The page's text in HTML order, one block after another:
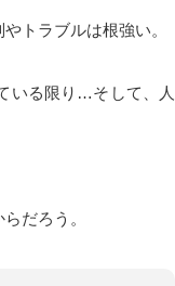
トラブルは根強い。
いる限り…そして、人
だろう。